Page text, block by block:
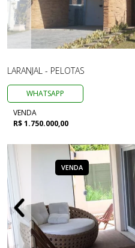
LARANJAL - PELOTAS
WHATSAPP
VENDA
R$ 1.750.000,00
VENDA